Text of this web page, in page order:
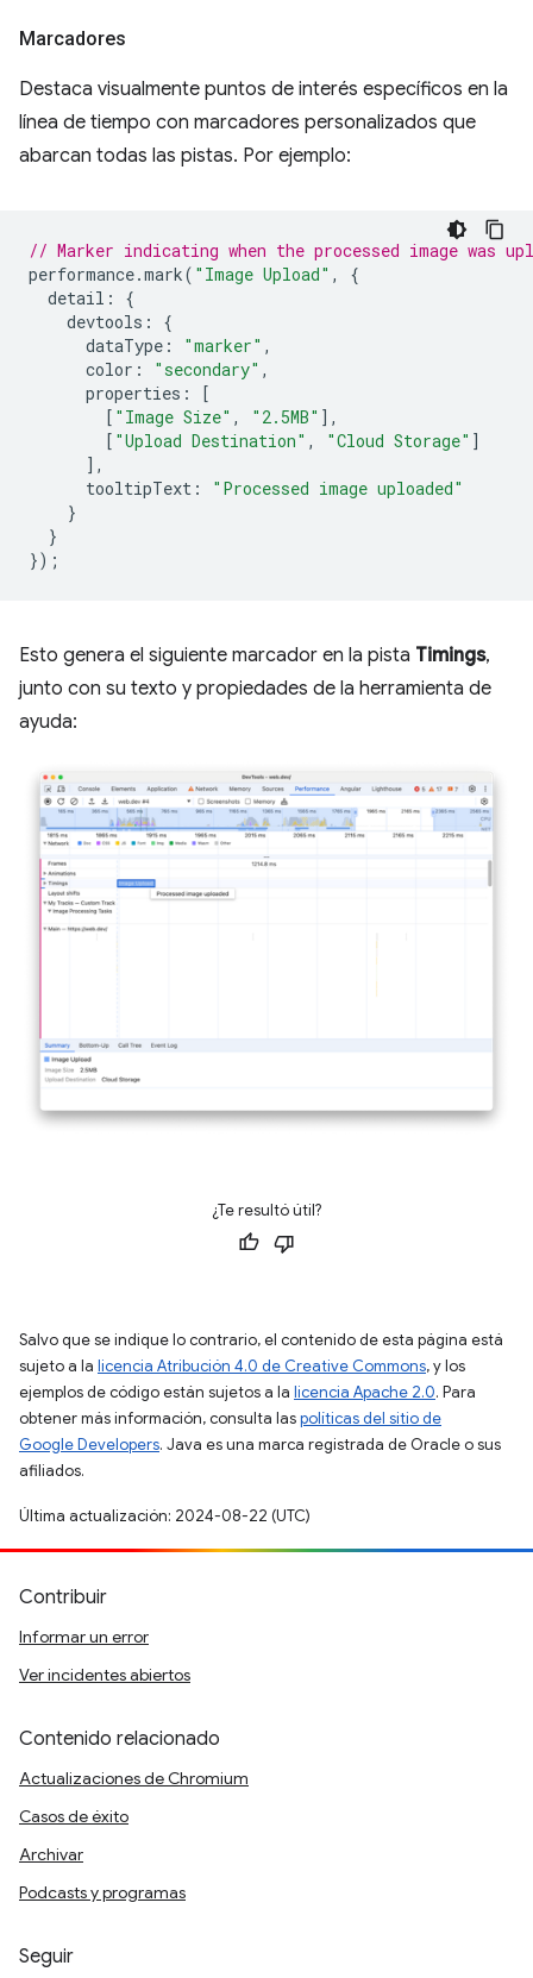
Marcadores
Destaca visualmente puntos de interés específicos en la
línea de tiempo con marcadores personalizados que
abarcan todas las pistas. Por ejemplo:
// Marker indicating when the processed image was
performance.mark( "Image Upload" ,
{
detail :
{
devtools :
{
dataType : "marker" ,
color : "secondary" ,
properties :
[
[ "Image Size" , "2.5MB" ],
[ "Upload Destination" , "Cloud Storage" ]
],
tooltipText :
"Processed image uploaded"
}
}
});
Esto genera el siguiente marcador en la pista Timings,
junto con su texto y propiedades de la herramienta de
ayuda:
¿Te resultó útil?
Salvo que se indique lo contrario, el contenido de esta página está
sujeto a la licencia Atribución 4.0 de Creative Commons, y los
ejemplos de código están sujetos a la licencia Apache 2.0. Para
obtener más información, consulta laspolíticas del sitio de
Google Developers. Java es una marca registrada de Oracle o sus
afiliados.
Última actualización: 2024-08-22 (UTC)
Contribuir
Informar un error
Ver incidentes abiertos
Contenido relacionado
Actualizaciones de Chromium
Casos de éxito
Archivar
Podcasts y programas
Seguir